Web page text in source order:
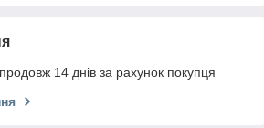
14 днів за рахунок покупця